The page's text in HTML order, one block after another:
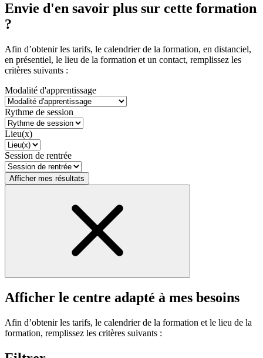
Envie d'en savoir plus sur cette formation
?
Afin d’obtenir les tarifs, le calendrier de la formation, en distanciel,
en présentiel, le lieu de la formation et un contact, remplissez les
critères suivants :
Modalité d'apprentissage
Rythme de session
Lieu(x)
Session de rentrée
Afficher mes résultats
Afficher le centre adapté à mes besoins
Afin d’obtenir les tarifs, le calendrier de la formation et le lieu de la
formation, remplissez les critères suivants :